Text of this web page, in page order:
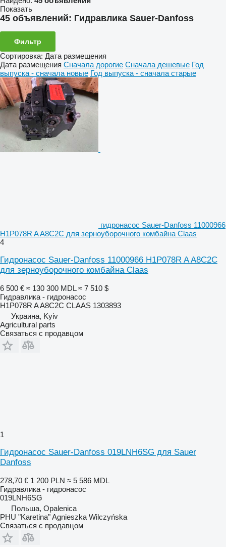
Показать
45 объявлений: Гидравлика Sauer-Danfoss
Фильтр
Сортировка: Дата размещения
Дата размещения Сначала дорогие Сначала дешевые Год
выпуска - сначала новые Год выпуска - сначала старые
гидронасос Sauer-Danfoss 11000966
H1P078R A A8C2C для зерноуборочного комбайна Claas
4
Гидронасос Sauer-Danfoss 11000966 H1P078R A A8C2C
для зерноуборочного комбайна Claas
6 500 € ≈ 130 300 MDL ≈ 7 510 $
Гидравлика - гидронасос
H1P078R A A8C2C CLAAS 1303893
Украина, Kyiv
Agricultural parts
Связаться с продавцом
1
Гидронасос Sauer-Danfoss 019LNH6SG для Sauer
Danfoss
278,70 € 1 200 PLN ≈ 5 586 MDL
Гидравлика - гидронасос
019LNH6SG
Польша, Opalenica
PHU "Karetina" Agnieszka Wilczyńska
Связаться с продавцом